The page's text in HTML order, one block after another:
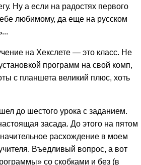
Ну а если на радостях первого
любимому, да еще на русском
на Хекслете — это класс. Не
программ на свой комп,
с планшета великий плюс, хоть
до шестого урока с заданием.
засада. До этого на пятом
расхождение в моем
Въедливый вопрос, а вот
со скобками и без (в